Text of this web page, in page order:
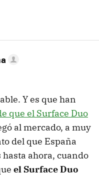
Y es que han
que el Surface Duo
al mercado, a muy
del que España
ahora, cuando
el Surface Duo